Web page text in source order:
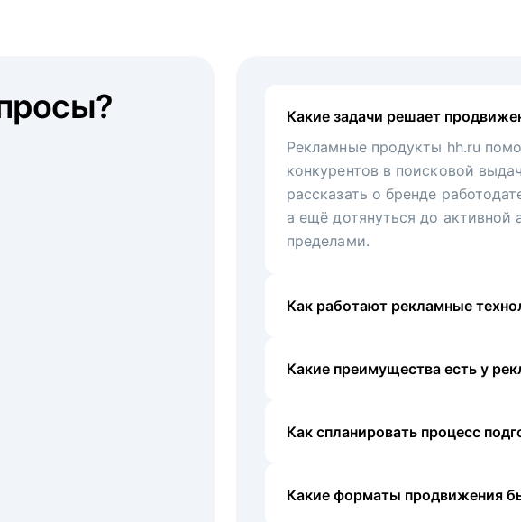
Какие задачи решает
Рекламные продукты hh.ru
конкурентов в поисковой
рассказать о бренде
а ещё дотянуться до активной
пределами.
Как работают рекламные
Какие преимущества есть у
Как спланировать процесс
Какие форматы продвижения